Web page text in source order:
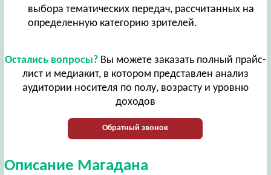
выбора тематических передач, рассчитанных на
определенную категорию зрителей.
Остались вопросы?Вы можете заказать полный прайс-
лист и медиакит, в котором представлен анализ
аудитории носителя по полу, возрасту и уровню
доходов
Обратный звонок
Описание Магадана